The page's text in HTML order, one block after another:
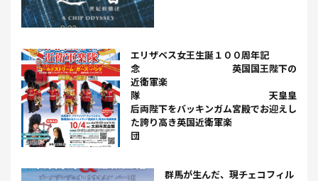
エリザベス女王生誕１００周年記
念 英国国王陛下の
近衛軍楽
隊 天皇皇
后両陛下をバッキンガム宮殿でお迎えし
た誇り高き英国近衛軍楽
団
群馬が生んだ、現チェコフィル